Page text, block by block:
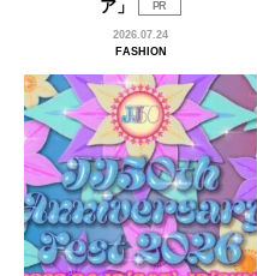
ア」 PR
2026.07.24
FASHION